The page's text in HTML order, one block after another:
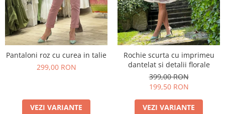
Pantaloni roz cu curea in talie
299,00 RON
VEZI VARIANTE
Rochie scurta cu imprimeu
dantelat si detalii florale
399,00 RON
199,50 RON
VEZI VARIANTE